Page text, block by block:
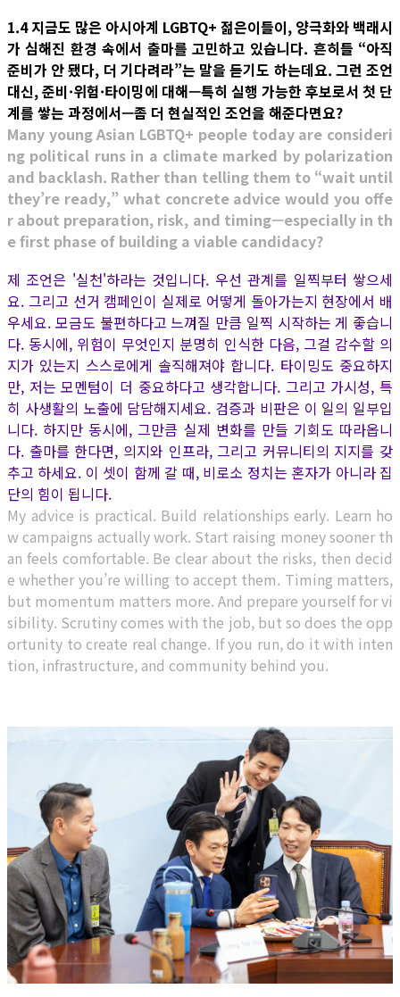
1.4 지금도 많은 아시아계 LGBTQ+ 젊은이들이, 양극화와 백래시
가 심해진 환경 속에서 출마를 고민하고 있습니다. 흔히들 “아직
준비가 안 됐다, 더 기다려라”는 말을 듣기도 하는데요. 그런 조언
대신, 준비·위험·타이밍에 대해—특히 실행 가능한 후보로서 첫 단
계를 쌓는 과정에서—좀 더 현실적인 조언을 해준다면요?
Many young Asian LGBTQ+ people today are consideri
ng political runs in a climate marked by polarization
and backlash. Rather than telling them to “wait until
they’re ready,” what concrete advice would you offe
r about preparation, risk, and timing—especially in th
e first phase of building a viable candidacy?
제 조언은 '실천'하라는 것입니다. 우선 관계를 일찍부터 쌓으세
요. 그리고 선거 캠페인이 실제로 어떻게 돌아가는지 현장에서 배
우세요. 모금도 불편하다고 느껴질 만큼 일찍 시작하는 게 좋습니
다. 동시에, 위험이 무엇인지 분명히 인식한 다음, 그걸 감수할 의
지가 있는지 스스로에게 솔직해져야 합니다. 타이밍도 중요하지
만, 저는 모멘텀이 더 중요하다고 생각합니다. 그리고 가시성, 특
히 사생활의 노출에 담담해지세요. 검증과 비판은 이 일의 일부입
니다. 하지만 동시에, 그만큼 실제 변화를 만들 기회도 따라옵니
다. 출마를 한다면, 의지와 인프라, 그리고 커뮤니티의 지지를 갖
추고 하세요. 이 셋이 함께 갈 때, 비로소 정치는 혼자가 아니라 집
단의 힘이 됩니다.
My advice is practical. Build relationships early. Learn ho
w campaigns actually work. Start raising money sooner th
an feels comfortable. Be clear about the risks, then decid
e whether you’re willing to accept them. Timing matters,
but momentum matters more. And prepare yourself for vi
sibility. Scrutiny comes with the job, but so does the opp
ortunity to create real change. If you run, do it with inten
tion, infrastructure, and community behind you.